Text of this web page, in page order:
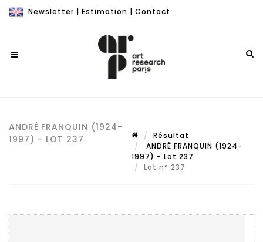
Newsletter | Estimation | Contact
ANDRÉ FRANQUIN (1924-
1997) - LOT 237
Résultat
ANDRÉ FRANQUIN (1924-
1997) - Lot 237
Lot n° 237